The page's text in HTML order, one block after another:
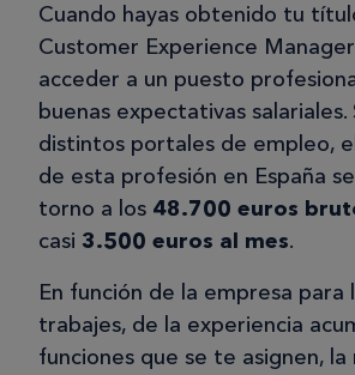
Cuando hayas obtenido tu
Customer Experience
acceder a un puesto
buenas expectativas salariales.
distintos portales de empleo,
de esta profesión en España
torno a los 48.700 euros
casi 3.500 euros al mes.
En función de la empresa para
trabajes, de la experiencia
funciones que se te asignen, la